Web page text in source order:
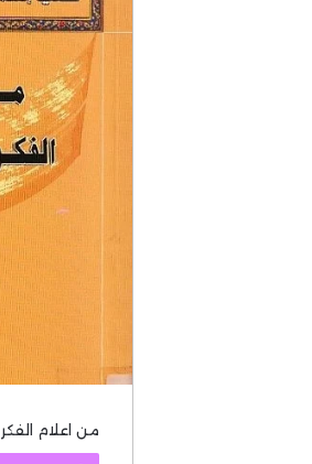
من اعلام